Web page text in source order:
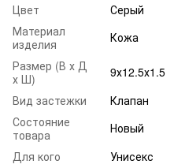
Цвет
Серый
Материал
изделия
Кожа
Размер (В х Д
х Ш)
9х12.5х1.5
Вид застежки
Клапан
Состояние
товара
Новый
Для кого
Унисекс